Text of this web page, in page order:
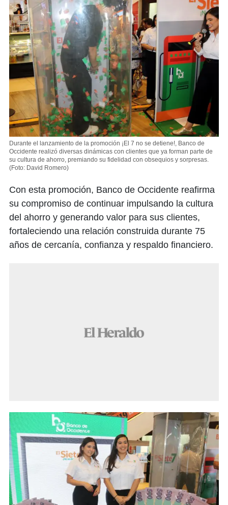
Durante el lanzamiento de la promoción ¡El 7 no se detiene!, Banco de
Occidente realizó diversas dinámicas con clientes que ya forman parte de
su cultura de ahorro, premiando su fidelidad con obsequios y sorpresas.
(Foto: David Romero)
Con esta promoción, Banco de Occidente reafirma
su compromiso de continuar impulsando la cultura
del ahorro y generando valor para sus clientes,
fortaleciendo una relación construida durante 75
años de cercanía, confianza y respaldo financiero.